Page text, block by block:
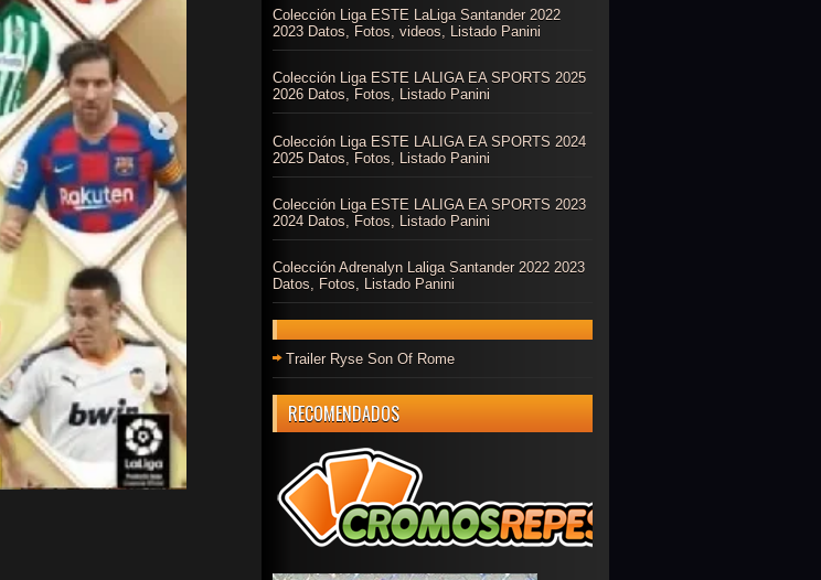
Colección Liga ESTE LaLiga Santander 2022
2023 Datos, Fotos, videos, Listado Panini
Colección Liga ESTE LALIGA EA SPORTS 2025
2026 Datos, Fotos, Listado Panini
Colección Liga ESTE LALIGA EA SPORTS 2024
2025 Datos, Fotos, Listado Panini
Colección Liga ESTE LALIGA EA SPORTS 2023
2024 Datos, Fotos, Listado Panini
Colección Adrenalyn Laliga Santander 2022 2023
Datos, Fotos, Listado Panini
Trailer Ryse Son Of Rome
RECOMENDADOS